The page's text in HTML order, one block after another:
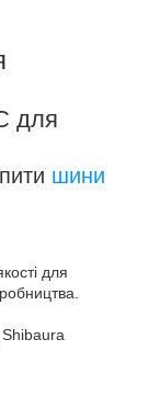
для
шини
для